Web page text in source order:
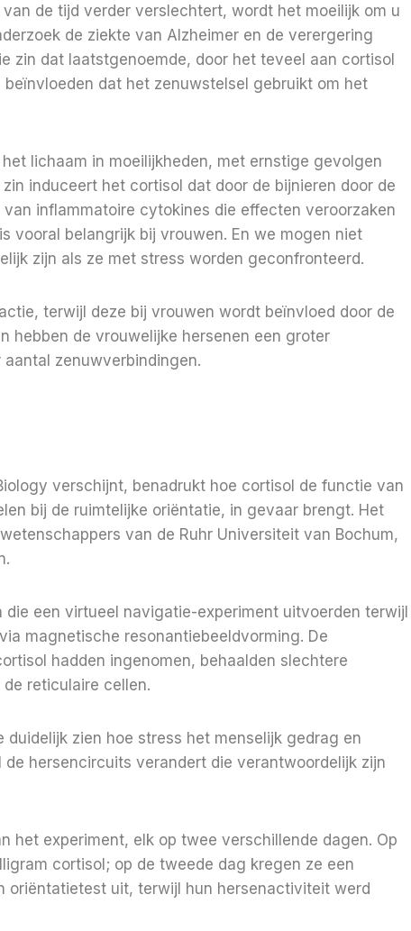
de tijd verder verslechtert, wordt het moeilijk om u
de ziekte van Alzheimer en de verergering
zin dat laatstgenoemde, door het teveel aan cortisol
beïnvloeden dat het zenuwstelsel gebruikt om het
lichaam in moeilijkheden, met ernstige gevolgen
induceert het cortisol dat door de bijnieren door de
inflammatoire cytokines die effecten veroorzaken
vooral belangrijk bij vrouwen. En we mogen niet
zijn als ze met stress worden geconfronteerd.
terwijl deze bij vrouwen wordt beïnvloed door de
hebben de vrouwelijke hersenen een groter
zenuwverbindingen.
verschijnt, benadrukt hoe cortisol de functie van
bij de ruimtelijke oriëntatie, in gevaar brengt. Het
van de Ruhr Universiteit van Bochum,
een virtueel navigatie-experiment uitvoerden terwijl
magnetische resonantiebeeldvorming. De
hadden ingenomen, behaalden slechtere
reticulaire cellen.
duidelijk zien hoe stress het menselijk gedrag en
hersencircuits verandert die verantwoordelijk zijn
het experiment, elk op twee verschillende dagen. Op
cortisol; op de tweede dag kregen ze een
oriëntatietest uit, terwijl hun hersenactiviteit werd